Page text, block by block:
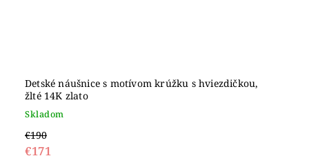
Detské náušnice s motívom krúžku s hviezdičkou,
žlté 14K zlato
Skladom
€190
€171